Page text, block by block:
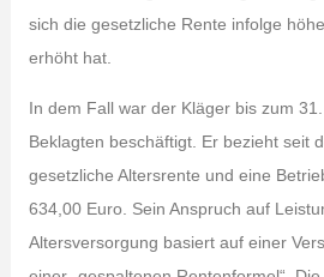
sich die gesetzliche Rente infolge
erhöht hat.
In dem Fall war der Kläger bis zum
Beklagten beschäftigt. Er bezieht seit
gesetzliche Altersrente und eine
634,00 Euro. Sein Anspruch auf
Altersversorgung basiert auf einer